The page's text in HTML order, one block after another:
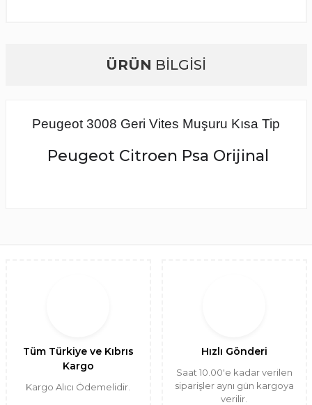
ÜRÜN BİLGİSİ
Peugeot 3008 Geri Vites Muşuru Kısa Tip
Peugeot Citroen Psa Orijinal
Tüm Türkiye ve Kıbrıs
Kargo
Kargo Alıcı Ödemelidir.
Hızlı Gönderi
Saat 10.00'e kadar verilen
siparişler aynı gün kargoya
verilir.